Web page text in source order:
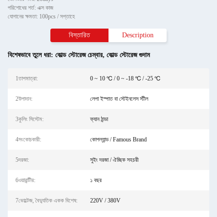
পরিশোধের শর্ত: এক্স কাজ
যোগানের ক্ষমতা: 100pcs / সপ্তাহে
বিস্তারিত Description
বিশেষভাবে তুলে ধরা: কোল্ড স্টোরেজ চেম্বার, কোল্ড স্টোরেজ গুদাম
1তাপমাত্রা: 0 ~ 10 ℃ / 0 ~ -18 ℃ / -25 ℃
2উপাদান: লেপা ইস্পাত বা স্টেইনলেস স্টীল
3কুলিং সিস্টেম: ফ্যান ঠান্ডা
4সংকোচকারী: কোপল্যান্ড / Famous Brand
5দরজা: সুইং দরজা / ঐচ্ছিক সহচরী
6ওয়ারান্টীর: ১ বছর
7ভোল্টেজ, বৈদ্যুতিক একক বিশেষ: 220V / 380V